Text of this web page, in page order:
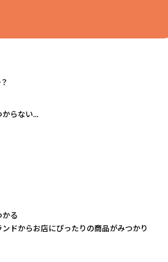
らない...
かる
ドからお店にぴったりの商品がみつかり